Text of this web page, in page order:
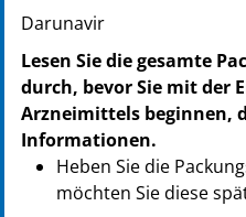
PPN: 110482647063
NTIN: 04150048264707
Darunavir
Lesen Sie die gesamte
durch, bevor Sie mit der
Arzneimittels beginnen,
Informationen.
Heben Sie die
möchten Sie diese